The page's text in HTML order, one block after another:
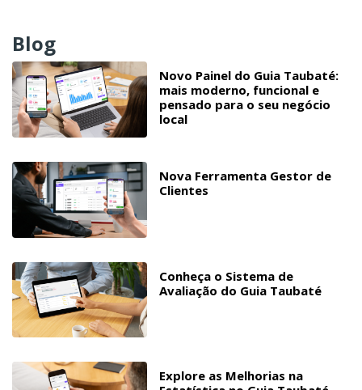
Blog
Novo Painel do Guia Taubaté:
mais moderno, funcional e
pensado para o seu negócio
local
Nova Ferramenta Gestor de
Clientes
Conheça o Sistema de
Avaliação do Guia Taubaté
Explore as Melhorias na